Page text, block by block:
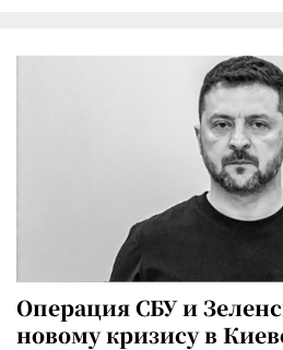
Операция СБУ и
новому кризису в